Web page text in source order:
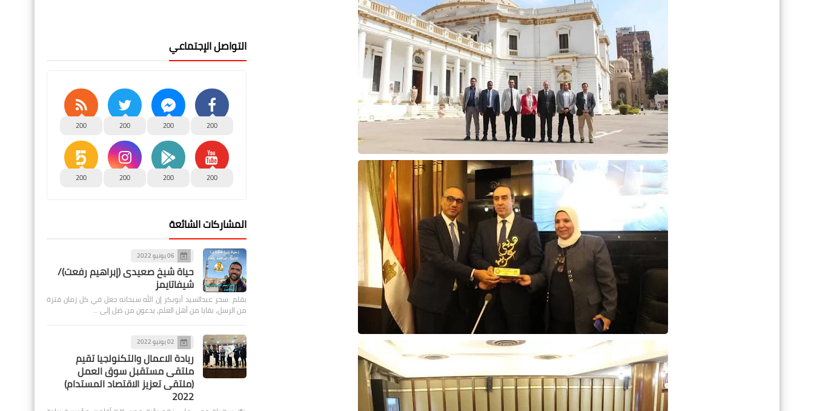
التواصل الإجتماعي
200
200
200
200
200
200
200
200
المشاركات الشائعة
06 يونيو 2022
حياة شيخ صعيدى (إبراهيم رفعت)/
شيفاتايمز
بقلم :سحر عبدالسيد أبوبكر إن الله سبحانه جعل في كل زمان فترة
من الرسل، بقايا من أهل العلم، يدعون من ضل إلى …
02 يونيو 2022
ريادة الاعمال والتكنولجيا تقيم
ملتقى مستقبل سوق العمل
(ملتقى تعزيز الاقتصاد المستدام)
2022